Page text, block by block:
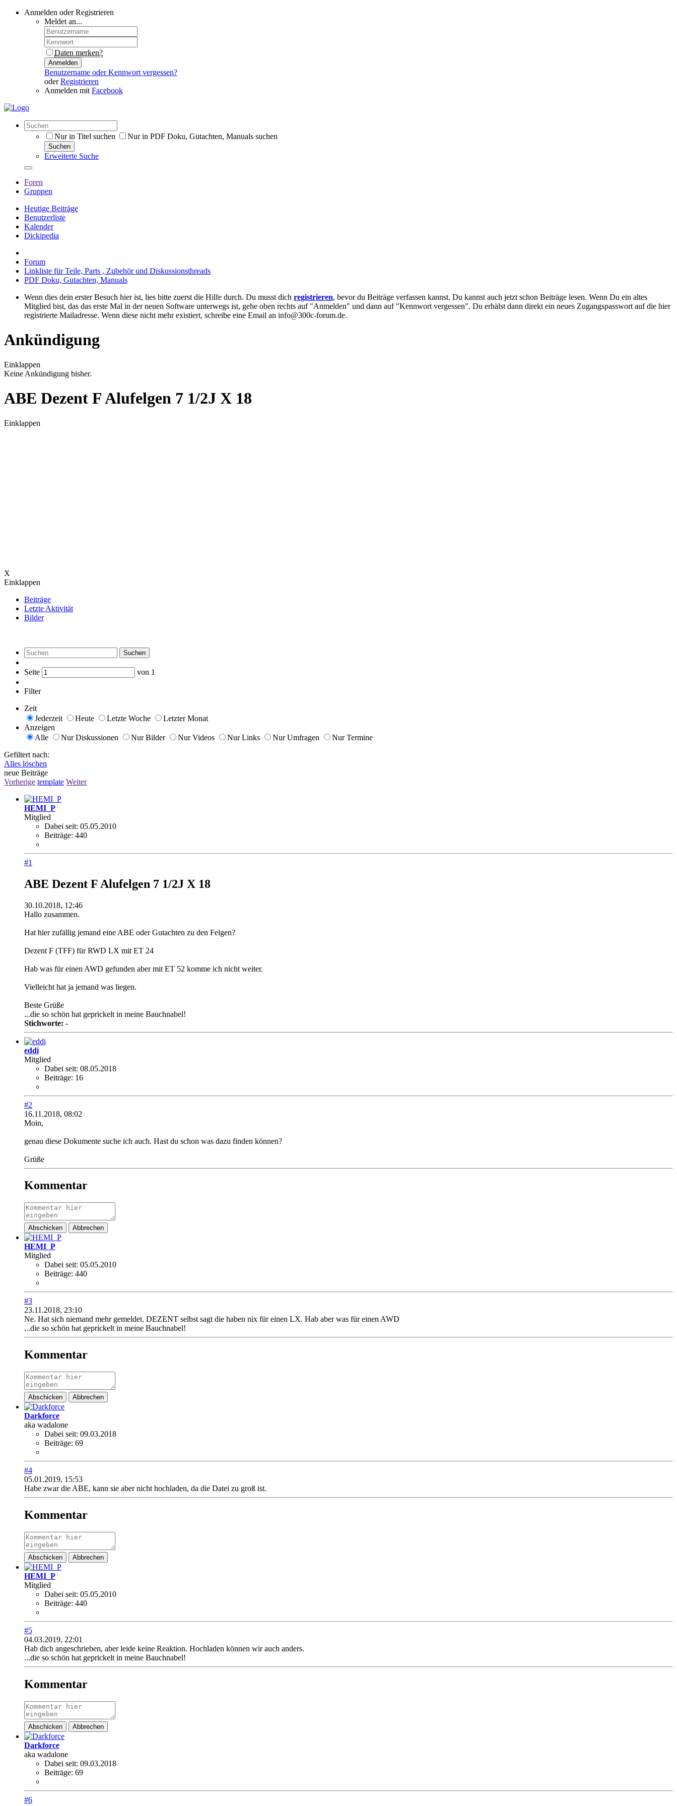
Anmelden oder Registrieren
Meldet an...
Daten merken?
Anmelden
Benutzername oder Kennwort vergessen?
oderRegistrieren
Anmelden mit Facebook
Nur in Titel suchen Nur in PDF Doku, Gutachten, Manuals suchen
Suchen
Erweiterte Suche
Foren
Gruppen
Heutige Beiträge
Benutzerliste
Kalender
Dickipedia
Forum
Linkliste für Teile, Parts , Zubehör und Diskussionsthreads
PDF Doku, Gutachten, Manuals
Wenn dies dein erster Besuch hier ist, lies bitte zuerst die Hilfe durch. Du musst dich registrieren, bevor du Beiträge verfassen kannst. Du kannst auch jetzt schon Beiträge lesen. Wenn Du ein altes
Mitglied bist, das das erste Mal in der neuen Software unterwegs ist, gehe oben rechts auf "Anmelden" und dann auf "Kennwort vergessen". Du erhälst dann direkt ein neues Zugangspasswort auf die hier
registrierte Mailadresse. Wenn diese nicht mehr existiert, schreibe eine Email an info@300c-forum.de.
Ankündigung
Einklappen
Keine Ankündigung bisher.
ABE Dezent F Alufelgen 7 1/2J X 18
Einklappen
X
Einklappen
Beiträge
Letzte Aktivität
Bilder
Suchen
Seite von 1
Filter
Zeit
Jederzeit
Heute Letzte Woche
Letzter Monat
Anzeigen
Alle
Nur Diskussionen Nur Bilder Nur Videos Nur Links Nur Umfragen
Nur Termine
Gefiltert nach:
Alles löschen
neue Beiträge
Vorherige template Weiter
HEMI_P
Mitglied
Dabei seit: 05.05.2010
Beiträge: 440
#1
ABE Dezent F Alufelgen 7 1/2J X 18
30.10.2018, 12:46
Hallo zusammen.
Hat hier zufällig jemand eine ABE oder Gutachten zu den Felgen?
Dezent F (TFF) für RWD LX mit ET 24
Hab was für einen AWD gefunden aber mit ET 52 komme ich nicht weiter.
Vielleicht hat ja jemand was liegen.
Beste Grüße
...die so schön hat geprickelt in meine Bauchnabel!
Stichworte: -
eddi
Mitglied
Dabei seit: 08.05.2018
Beiträge: 16
#2
16.11.2018, 08:02
Moin,
genau diese Dokumente suche ich auch. Hast du schon was dazu finden können?
Grüße
Kommentar
Abschicken Abbrechen
HEMI_P
Mitglied
Dabei seit: 05.05.2010
Beiträge: 440
#3
23.11.2018, 23:10
Ne. Hat sich niemand mehr gemeldet. DEZENT selbst sagt die haben nix für einen LX. Hab aber was für einen AWD
...die so schön hat geprickelt in meine Bauchnabel!
Kommentar
Abschicken Abbrechen
Darkforce
aka wadalone
Dabei seit: 09.03.2018
Beiträge: 69
#4
05.01.2019, 15:53
Habe zwar die ABE, kann sie aber nicht hochladen, da die Datei zu groß ist.
Kommentar
Abschicken Abbrechen
HEMI_P
Mitglied
Dabei seit: 05.05.2010
Beiträge: 440
#5
04.03.2019, 22:01
Hab dich angeschrieben, aber leide keine Reaktion. Hochladen können wir auch anders.
...die so schön hat geprickelt in meine Bauchnabel!
Kommentar
Abschicken Abbrechen
Darkforce
aka wadalone
Dabei seit: 09.03.2018
Beiträge: 69
#6